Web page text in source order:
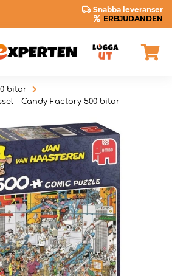
Snabba leveranser
ERBJUDANDEN
bitar
- Candy Factory 500 bitar